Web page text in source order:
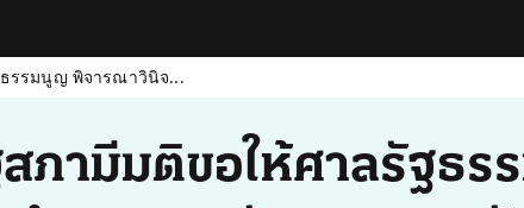
รรมนูญ พิจารณาวินิจ...
ภามีมติขอให้ศาลรัฐธ